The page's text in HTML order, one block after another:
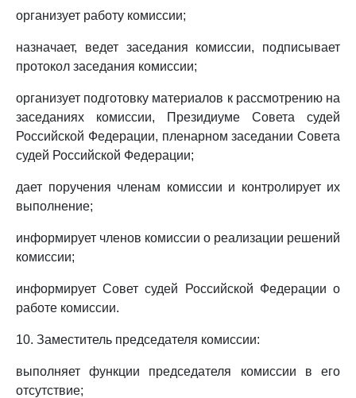
организует работу комиссии;
назначает, ведет заседания комиссии, подписывает
протокол заседания комиссии;
организует подготовку материалов к рассмотрению на
заседаниях комиссии, Президиуме Совета судей
Российской Федерации, пленарном заседании Совета
судей Российской Федерации;
дает поручения членам комиссии и контролирует их
выполнение;
информирует членов комиссии о реализации решений
комиссии;
информирует Совет судей Российской Федерации о
работе комиссии.
10. Заместитель председателя комиссии:
выполняет функции председателя комиссии в его
отсутствие;